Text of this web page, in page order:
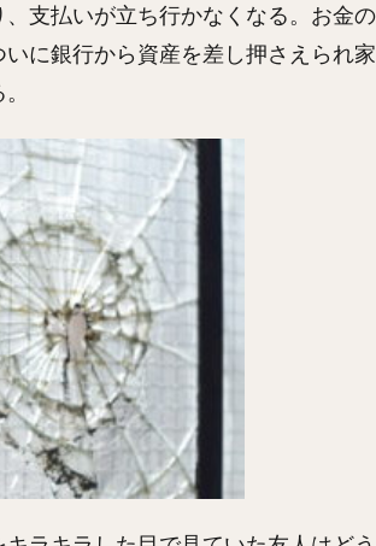
支払いが立ち行かなくなる。お金
に銀行から資産を差し押さえられ